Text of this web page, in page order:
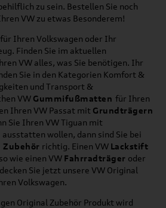
zu sein. Bestellen Sie noch
VW zu etwas Besonderem!
Ihren Volkswagen oder Ihr
Finden Sie im aktuellen
VW alles, was Sie benötigen. Ihr
Sie in den Kategorien Komfort &
und Transport &
VW Gummifußmatten für Ihren
Ihren VW Passat mit Grundträgern
Sie Ihren VW Tiguan mit
ausstatten wollen, dann sind Sie bei
Zubehör richtig. Einen VW Lackstift
wie einen VW Fahrradträger oder
Sie jetzt unsere VW Original
Volkswagen.
Original Zubehör Produkt wird